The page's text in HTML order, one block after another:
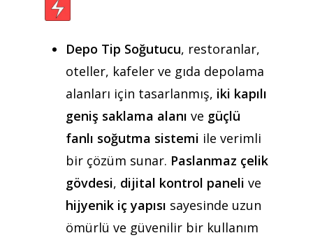
Depo Tip Soğutucu, restoranlar,
oteller, kafeler ve gıda depolama
alanları için tasarlanmış, iki kapılı
geniş saklama alanı ve güçlü
fanlı soğutma sistemi ile verimli
bir çözüm sunar. Paslanmaz çelik
gövdesi, dijital kontrol paneli ve
hijyenik iç yapısı sayesinde uzun
ömürlü ve güvenilir bir kullanım